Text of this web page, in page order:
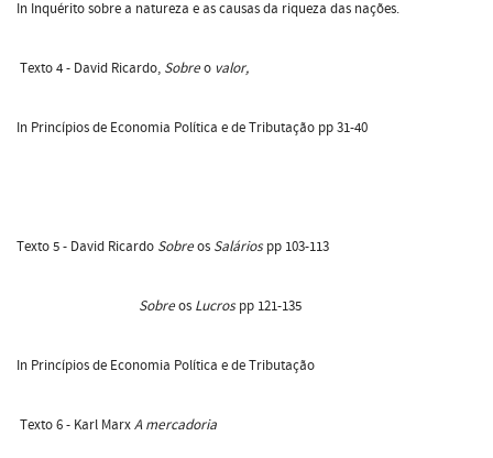
In Inquérito sobre a natureza e as causas da riqueza das nações.
Texto 4 - David Ricardo, Sobreo valor,
In Princípios de Economia Política e de Tributação pp 31-40
Texto 5 - David Ricardo Sobreos Saláriospp 103-113
Sobreos Lucrospp 121-135
In Princípios de Economia Política e de Tributação
Texto 6 - Karl MarxA mercadoria